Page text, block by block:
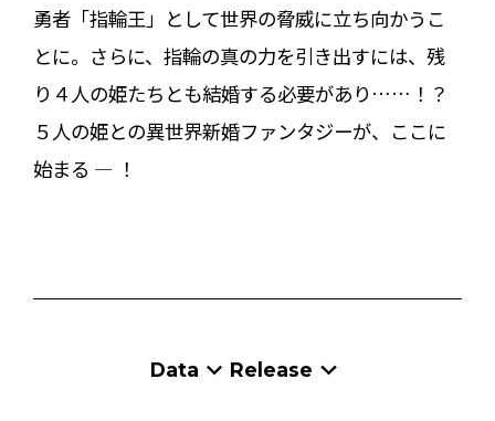
勇者「指輪王」として世界の脅威に立ち向かうこ
とに。さらに、指輪の真の力を引き出すには、残
り４人の姫たちとも結婚する必要があり……！？
５人の姫との異世界新婚ファンタジーが、ここに
始まる ― ！
Data Release